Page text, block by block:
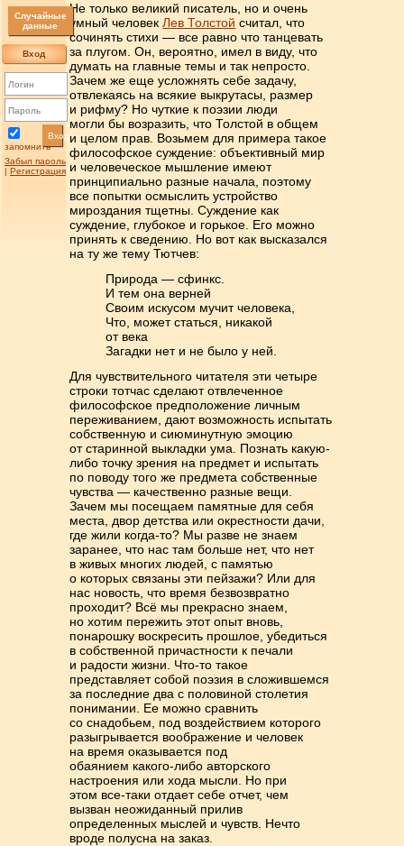
Случайные
данные
Вход
запомнить
Вход
Забыл пароль
| Регистрация
Не только великий писатель, но и очень
умный человек Лев Толстой считал, что
сочинять стихи — все равно что танцевать
за плугом. Он, вероятно, имел в виду, что
думать на главные темы и так непросто.
Зачем же еще усложнять себе задачу,
отвлекаясь на всякие выкрутасы, размер
и рифму? Но чуткие к поэ­­зии люди
могли бы возразить, что Толстой в общем
и целом прав. Возь­мем для примера такое
философское суждение: объективный мир
и человече­ское мышление имеют
принципиально разные начала, поэтому
все попытки осмыслить устройство
мироздания тщетны. Суждение как
суждение, глубокое и горькое. Его можно
принять к сведению. Но вот как высказался
на ту же тему Тютчев:
Природа — сфинкс.
И тем она верней
Своим искусом мучит чело­века,
Что, может статься, никакой
от века
Загадки нет и не было у ней.
Для чувствительного читателя эти четыре
строки тотчас сделают отвлеченное
философское предположение личным
переживанием, дают возможность испы­тать
собственную и сиюминутную эмоцию
от старинной выкладки ума. По­знать какую-
либо точку зрения на предмет и испытать
по поводу того же пред­мета собственные
чувства — качественно разные вещи.
Зачем мы посе­щаем памятные для себя
места, двор детства или окрестности дачи,
где жили когда-то? Мы разве не знаем
заранее, что нас там больше нет, что нет
в живых многих людей, с памятью
о которых связаны эти пейзажи? Или для
нас но­вость, что время безвозвратно
проходит? Всё мы прекрасно знаем,
но хотим пережить этот опыт вновь,
понарошку воскресить прошлое, убедиться
в соб­ствен­ной причастности к печали
и радости жизни. Что-то такое
представляет собой поэзия в сложившемся
за последние два с половиной столетия
понима­нии. Ее можно сравнить
со снадобьем, под воздействием которого
разыгрыва­ется воображение и человек
на время оказывается под
обаянием какого-либо авторского
настроения или хода мысли. Но при
этом все-таки отдает себе от­чет, чем
вызван неожиданный прилив
определенных мыслей и чувств. Нечто
вроде полусна на заказ.